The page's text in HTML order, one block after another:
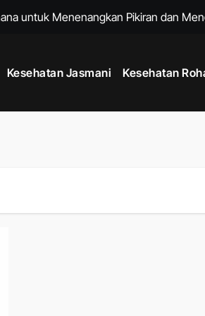
untuk Menenangkan Pikiran dan
dengan Kebiasaan Sederhana yang
Badan Lebih Ideal Tanpa Diet yang
Gadget Modern agar Penglihatan
Mindful Living Modern, Cara Praktis
Menjaga Kesehatan Jantung dan
Kesehatan Jasmani Kesehatan